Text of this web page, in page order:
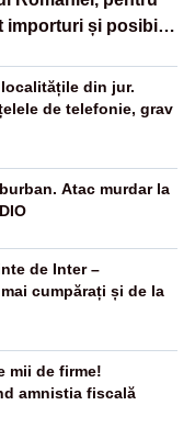
importuri și posibile
din jur.
de telefonie, grav
Atac murdar la
de Inter –
cumpărați și de la
mii de firme!
amnistia fiscală